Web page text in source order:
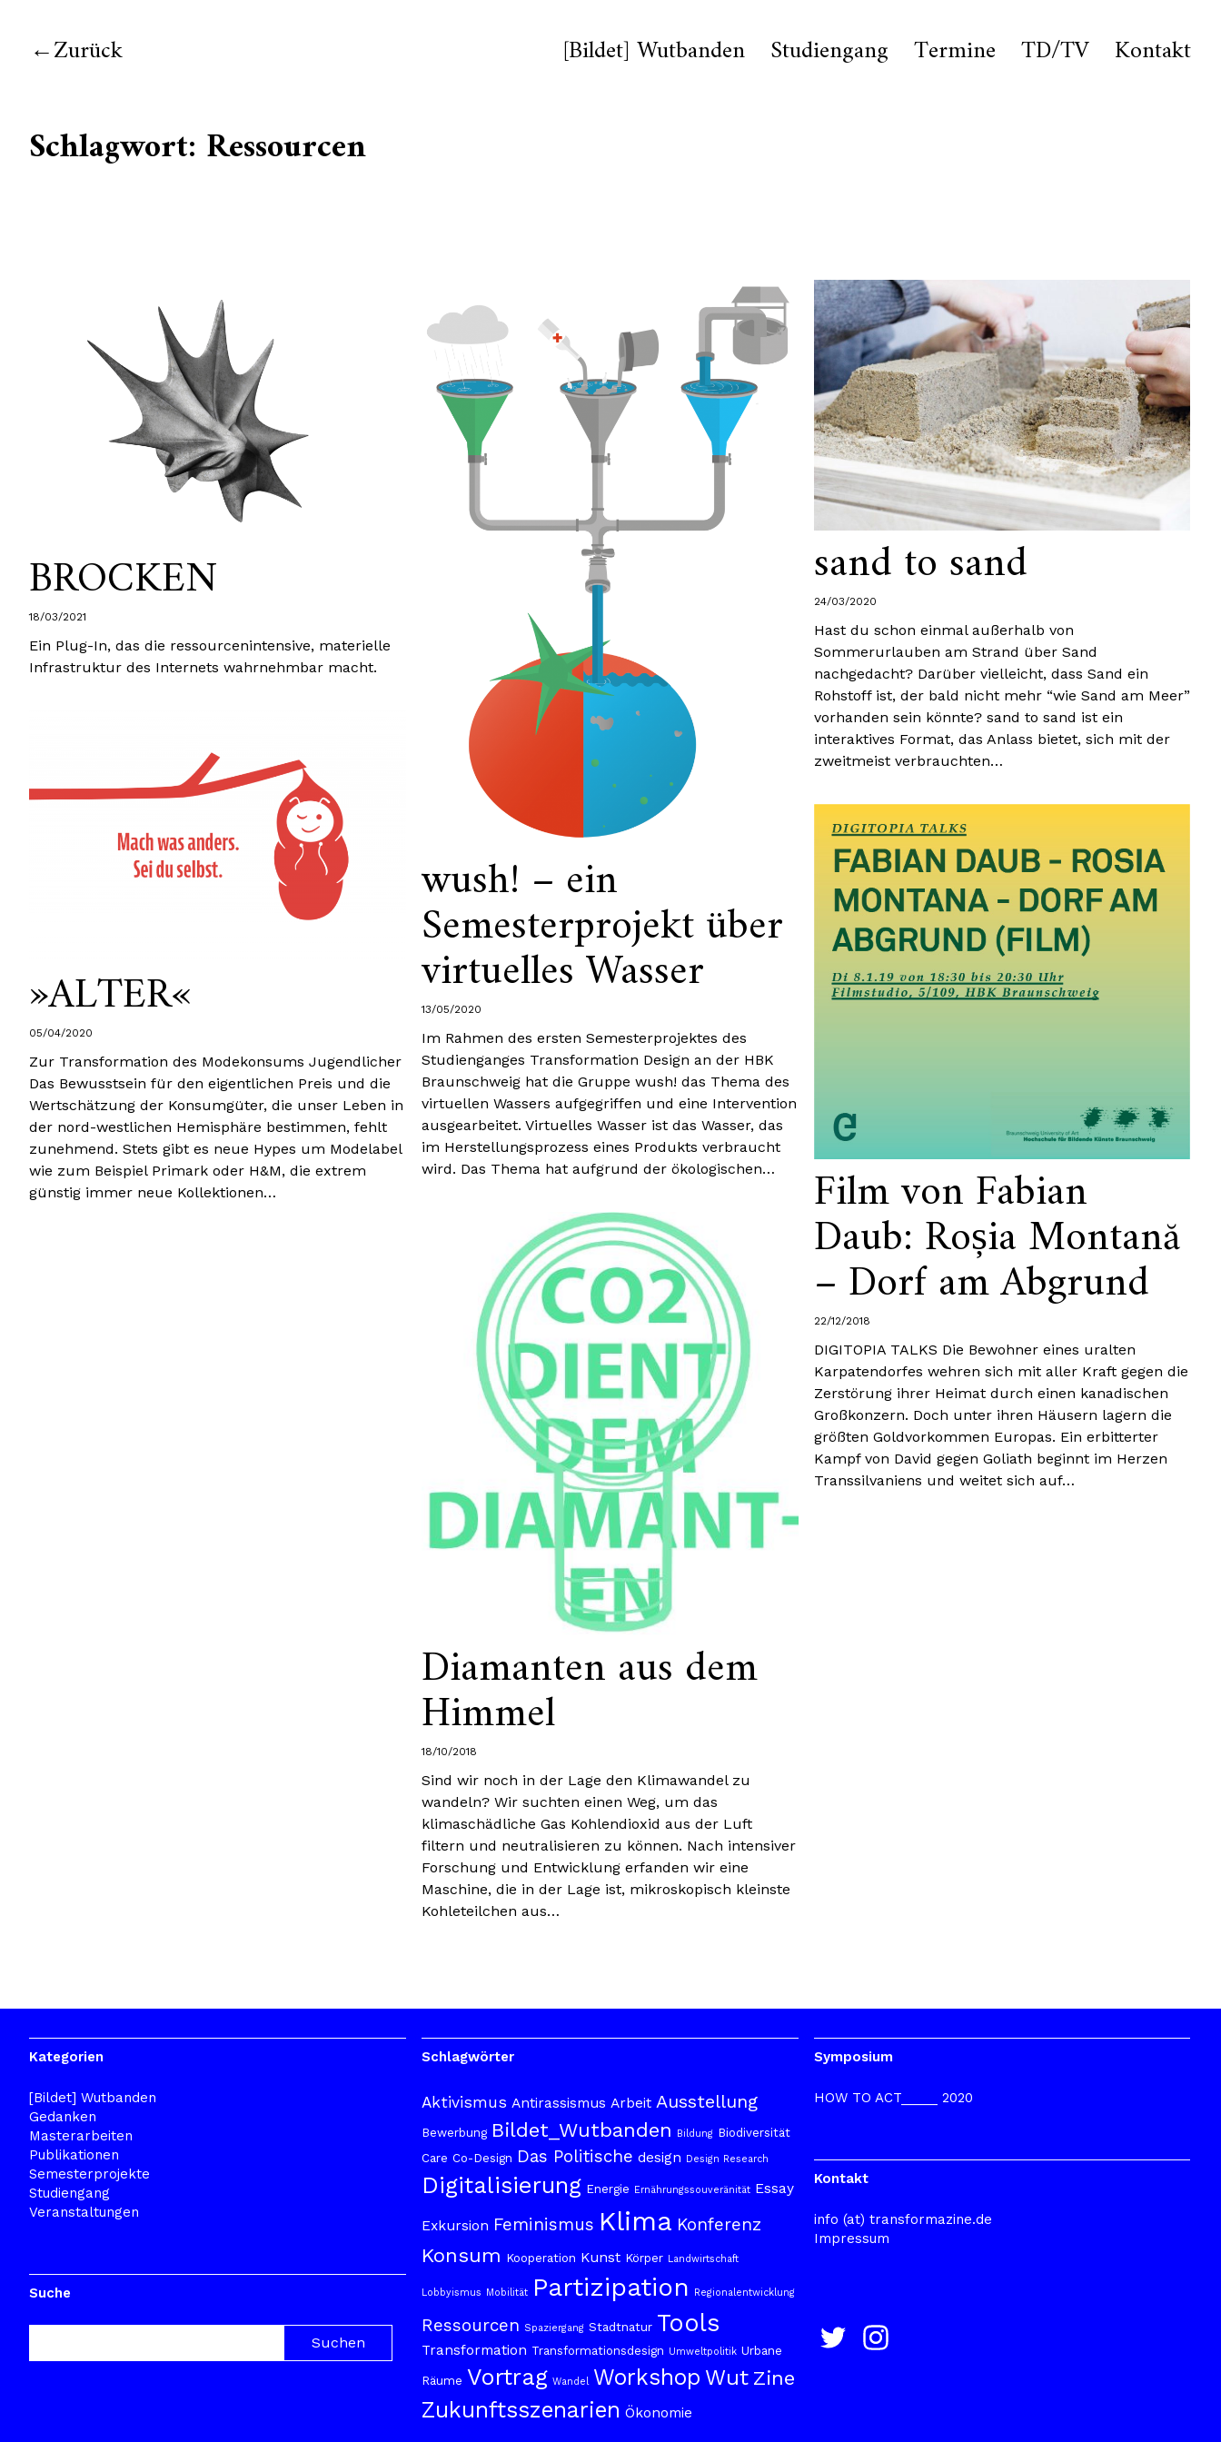
Zurück [Bildet] Wutbanden Studiengang Termine TD/TV Kontakt
Schlagwort: Ressourcen
BROCKEN
18/03/2021
Ein Plug-In, das die ressourcenintensive, materielle
Infrastruktur des Internets wahrnehmbar macht.
wush! – ein
Semesterprojekt über
virtuelles Wasser
13/05/2020
Im Rahmen des ersten Semesterprojektes des
Studienganges Transformation Design an der HBK
Braunschweig hat die Gruppe wush! das Thema des
virtuellen Wassers aufgegriffen und eine Intervention
ausgearbeitet. Virtuelles Wasser ist das Wasser, das
im Herstellungsprozess eines Produkts verbraucht
wird. Das Thema hat aufgrund der ökologischen…
sand to sand
24/03/2020
Hast du schon einmal außerhalb von
Sommerurlauben am Strand über Sand
nachgedacht? Darüber vielleicht, dass Sand ein
Rohstoff ist, der bald nicht mehr “wie Sand am Meer”
vorhanden sein könnte? sand to sand ist ein
interaktives Format, das Anlass bietet, sich mit der
zweitmeist verbrauchten…
»ALTER«
05/04/2020
Zur Transformation des Modekonsums Jugendlicher
Das Bewusstsein für den eigentlichen Preis und die
Wertschätzung der Konsumgüter, die unser Leben in
der nord-westlichen Hemisphäre bestimmen, fehlt
zunehmend. Stets gibt es neue Hypes um Modelabel
wie zum Beispiel Primark oder H&M, die extrem
günstig immer neue Kollektionen…
Film von Fabian
Daub: Roșia Montană
– Dorf am Abgrund
22/12/2018
DIGITOPIA TALKS Die Bewohner eines uralten
Karpatendorfes wehren sich mit aller Kraft gegen die
Zerstörung ihrer Heimat durch einen kanadischen
Großkonzern. Doch unter ihren Häusern lagern die
größten Goldvorkommen Europas. Ein erbitterter
Kampf von David gegen Goliath beginnt im Herzen
Transsilvaniens und weitet sich auf…
Diamanten aus dem
Himmel
18/10/2018
Sind wir noch in der Lage den Klimawandel zu
wandeln? Wir suchten einen Weg, um das
klimaschädliche Gas Kohlendioxid aus der Luft
filtern und neutralisieren zu können. Nach intensiver
Forschung und Entwicklung erfanden wir eine
Maschine, die in der Lage ist, mikroskopisch kleinste
Kohleteilchen aus…
Kategorien
[Bildet] Wutbanden
Gedanken
Masterarbeiten
Publikationen
Semesterprojekte
Studiengang
Veranstaltungen
Suche
Schlagwörter
Aktivismus Antirassismus Arbeit Ausstellung
Bewerbung Bildet_Wutbanden Bildung Biodiversität
Care Co-Design Das Politische design Design Research
Digitalisierung Energie Ernährungssouveränität Essay
Exkursion Feminismus Klima Konferenz
Konsum Kooperation Kunst Körper Landwirtschaft
Lobbyismus Mobilität Partizipation Regionalentwicklung
Ressourcen Spaziergang Stadtnatur Tools
Transformation Transformationsdesign Umweltpolitik Urbane
Räume Vortrag Wandel Workshop Wut Zine
Zukunftsszenarien Ökonomie
Symposium
HOW TO ACT_____ 2020
Kontakt
info (at) transformazine.de
Impressum